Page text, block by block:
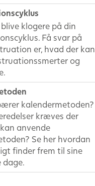
klogere på din
Få svar på
er, hvad der kan
og
kalendermetoden?
kræves der
anvende
Se her hvordan
finder frem til sine
dage.